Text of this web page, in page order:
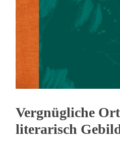
Vergnügliche
literarisch